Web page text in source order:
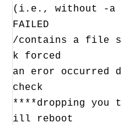
(i.e., without -a
FAILED
/contains a file
k forced
an eror occurred
check
****dropping you
ill reboot